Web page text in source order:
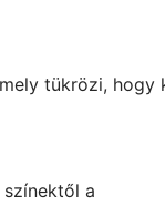
tükrözi, hogy
a